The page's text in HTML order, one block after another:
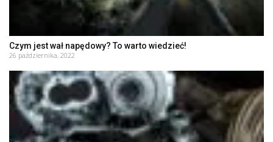
Czym jest wał napędowy? To warto wiedzieć!
26 października, 2022